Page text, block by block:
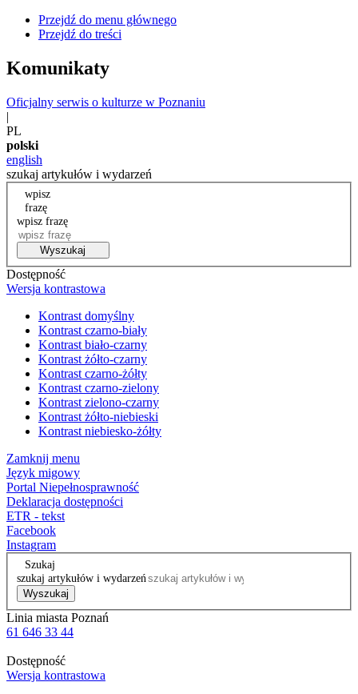
Przejdź do menu głównego
Przejdź do treści
Komunikaty
Oficjalny serwis o kulturze w Poznaniu
|
PL
polski
english
szukaj artykułów i wydarzeń
wpisz
frazę
wpisz frazę
Wyszukaj
Dostępność
Wersja kontrastowa
Kontrast domyślny
Kontrast czarno-biały
Kontrast biało-czarny
Kontrast żółto-czarny
Kontrast czarno-żółty
Kontrast czarno-zielony
Kontrast zielono-czarny
Kontrast żółto-niebieski
Kontrast niebiesko-żółty
Zamknij menu
Język migowy
Portal Niepełnosprawność
Deklaracja dostępności
ETR - tekst
Facebook
Instagram
Szukaj
szukaj artykułów i wydarzeń
Wyszukaj
Linia miasta Poznań
61 646 33 44
Dostępność
Wersja kontrastowa